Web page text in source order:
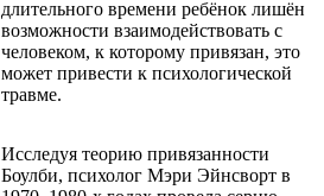
длительного времени ребёнок лишён
возможности взаимодействовать с
человеком, к которому привязан, это
может привести к психологической
травме.
Исследуя теорию привязанности
Боулби, психолог Мэри Эйнсворт в